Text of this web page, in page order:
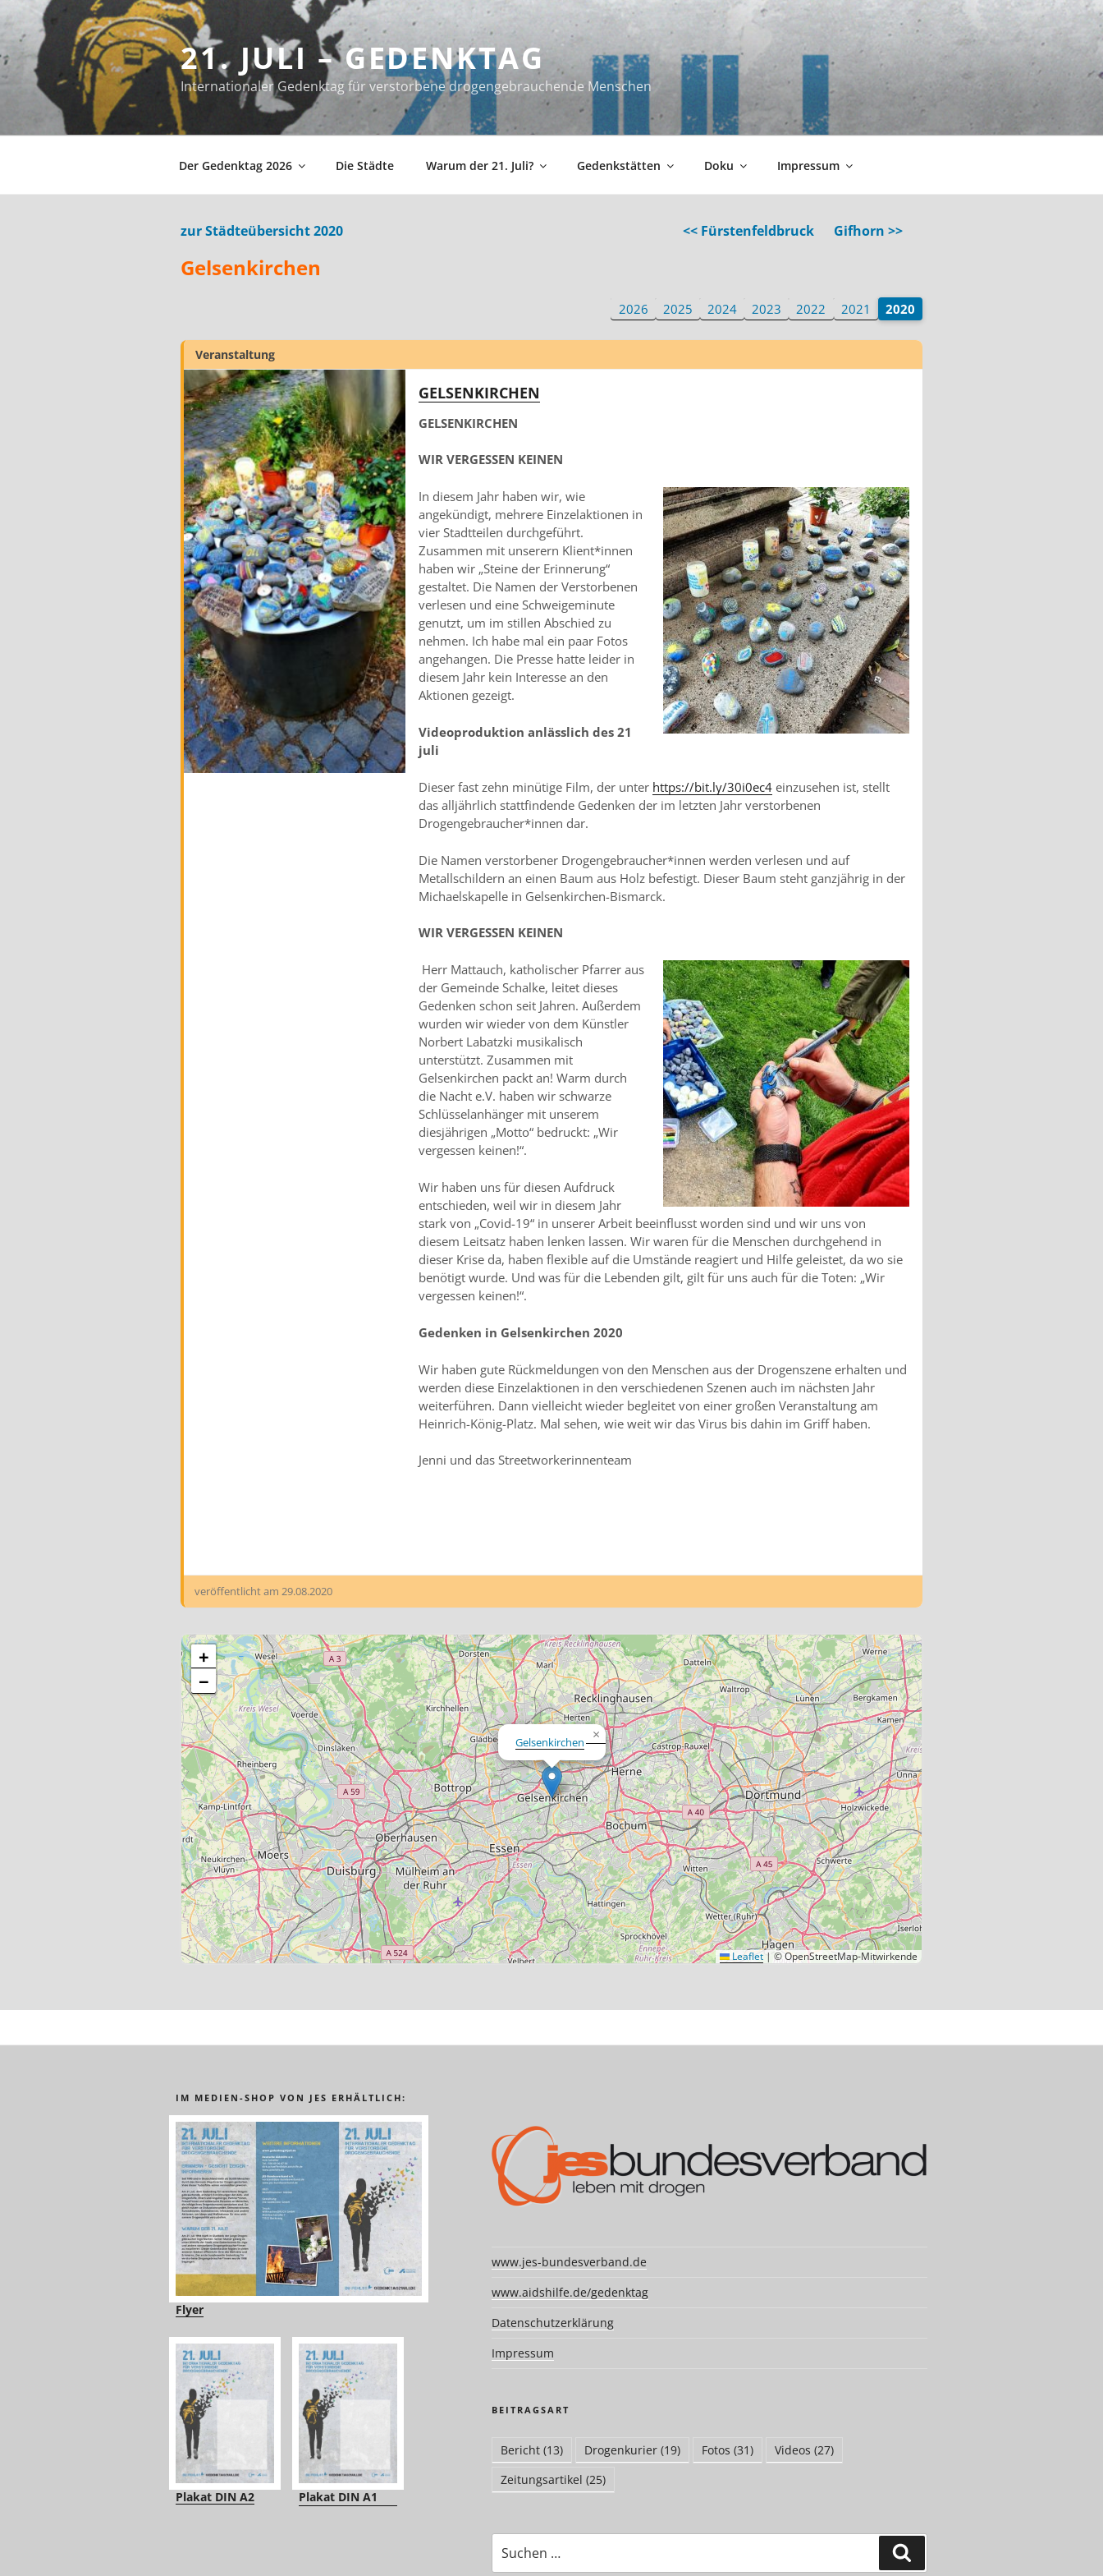
Inhalt
springen
21. JULI – GEDENKTAG
Internationaler Gedenktag für verstorbene drogengebrauchende Menschen
Der Gedenktag 2026 Die Städte Warum der 21. Juli? Gedenkstätten Doku Impressum
zur Städteübersicht 2020 Gifhorn >>
<< Fürstenfeldbruck
Gelsenkirchen
2026 2025 2024 2023 2022 2021 2020
Veranstaltung
GELSENKIRCHEN
GELSENKIRCHEN
WIR VERGESSEN KEINEN
In diesem Jahr haben wir, wie
angekündigt, mehrere Einzelaktionen in
vier Stadtteilen durchgeführt.
Zusammen mit unserern Klient*innen
haben wir „Steine der Erinnerung“
gestaltet. Die Namen der Verstorbenen
verlesen und eine Schweigeminute
genutzt, um im stillen Abschied zu
nehmen. Ich habe mal ein paar Fotos
angehangen. Die Presse hatte leider in
diesem Jahr kein Interesse an den
Aktionen gezeigt.
Videoproduktion anlässlich des 21
juli
Dieser fast zehn minütige Film, der unter https://bit.ly/30i0ec4 einzusehen ist, stellt
das alljährlich stattfindende Gedenken der im letzten Jahr verstorbenen
Drogengebraucher*innen dar.
Die Namen verstorbener Drogengebraucher*innen werden verlesen und auf
Metallschildern an einen Baum aus Holz befestigt. Dieser Baum steht ganzjährig in der
Michaelskapelle in Gelsenkirchen-Bismarck.
WIR VERGESSEN KEINEN
Herr Mattauch, katholischer Pfarrer aus
der Gemeinde Schalke, leitet dieses
Gedenken schon seit Jahren. Außerdem
wurden wir wieder von dem Künstler
Norbert Labatzki musikalisch
unterstützt. Zusammen mit
Gelsenkirchen packt an! Warm durch
die Nacht e.V. haben wir schwarze
Schlüsselanhänger mit unserem
diesjährigen „Motto“ bedruckt: „Wir
vergessen keinen!“.
Wir haben uns für diesen Aufdruck
entschieden, weil wir in diesem Jahr
stark von „Covid-19“ in unserer Arbeit beeinflusst worden sind und wir uns von
diesem Leitsatz haben lenken lassen. Wir waren für die Menschen durchgehend in
dieser Krise da, haben flexible auf die Umstände reagiert und Hilfe geleistet, da wo sie
benötigt wurde. Und was für die Lebenden gilt, gilt für uns auch für die Toten: „Wir
vergessen keinen!“.
Gedenken in Gelsenkirchen 2020
Wir haben gute Rückmeldungen von den Menschen aus der Drogenszene erhalten und
werden diese Einzelaktionen in den verschiedenen Szenen auch im nächsten Jahr
weiterführen. Dann vielleicht wieder begleitet von einer großen Veranstaltung am
Heinrich-König-Platz. Mal sehen, wie weit wir das Virus bis dahin im Griff haben.
Jenni und das Streetworkerinnenteam
veröffentlicht am 29.08.2020
Gelsenkirchen ×
+
−
Leaflet | © OpenStreetMap-Mitwirkende
IM MEDIEN-SHOP VON JES ERHÄLTLICH:
Flyer
Plakat DIN A2 Plakat DIN A1
www.jes-bundesverband.de
www.aidshilfe.de/gedenktag
Datenschutzerklärung
Impressum
BEITRAGSART
Bericht(13) Drogenkurier(19) Fotos (31) Videos (27)
Zeitungsartikel (25)
nach: